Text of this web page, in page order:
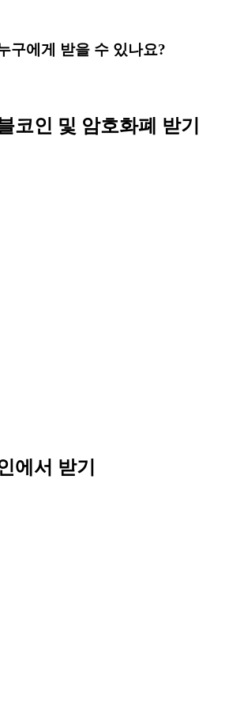
구에게 받을 수 있나요?
코인 및 암호화폐 받기
에서 받기